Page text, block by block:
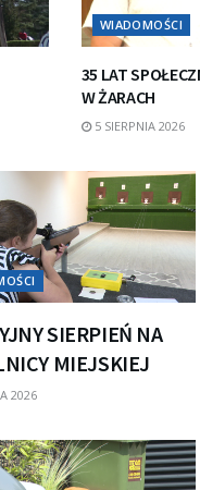
WIADOMOŚCI
35 LAT
W ŻARACH
5 SIERPNIA 2026
SIERPIEŃ NA
MIEJSKIEJ
2026